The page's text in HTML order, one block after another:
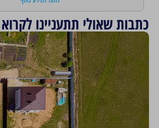
כתבות שאולי תתעניינו לקרוא